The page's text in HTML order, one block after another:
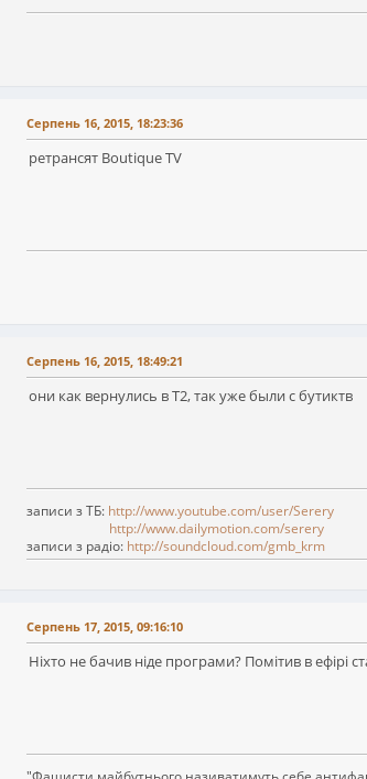
Серпень 16, 2015, 18:23:36
ретрансят Boutique TV
Серпень 16, 2015, 18:49:21
они как вернулись в Т2, так уже были с бутиктв
записи з ТБ: http://www.youtube.com/user/Serery
http://www.dailymotion.com/serery
записи з радіо: http://soundcloud.com/gmb_krm
Серпень 17, 2015, 09:16:10
Ніхто не бачив ніде програми? Помітив в ефірі